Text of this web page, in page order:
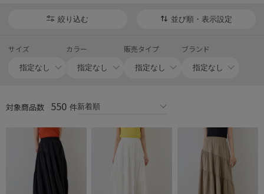
絞り込む 並び順・表示設定
サイズ カラー 販売タイプ ブランド
対象商品数 550 件